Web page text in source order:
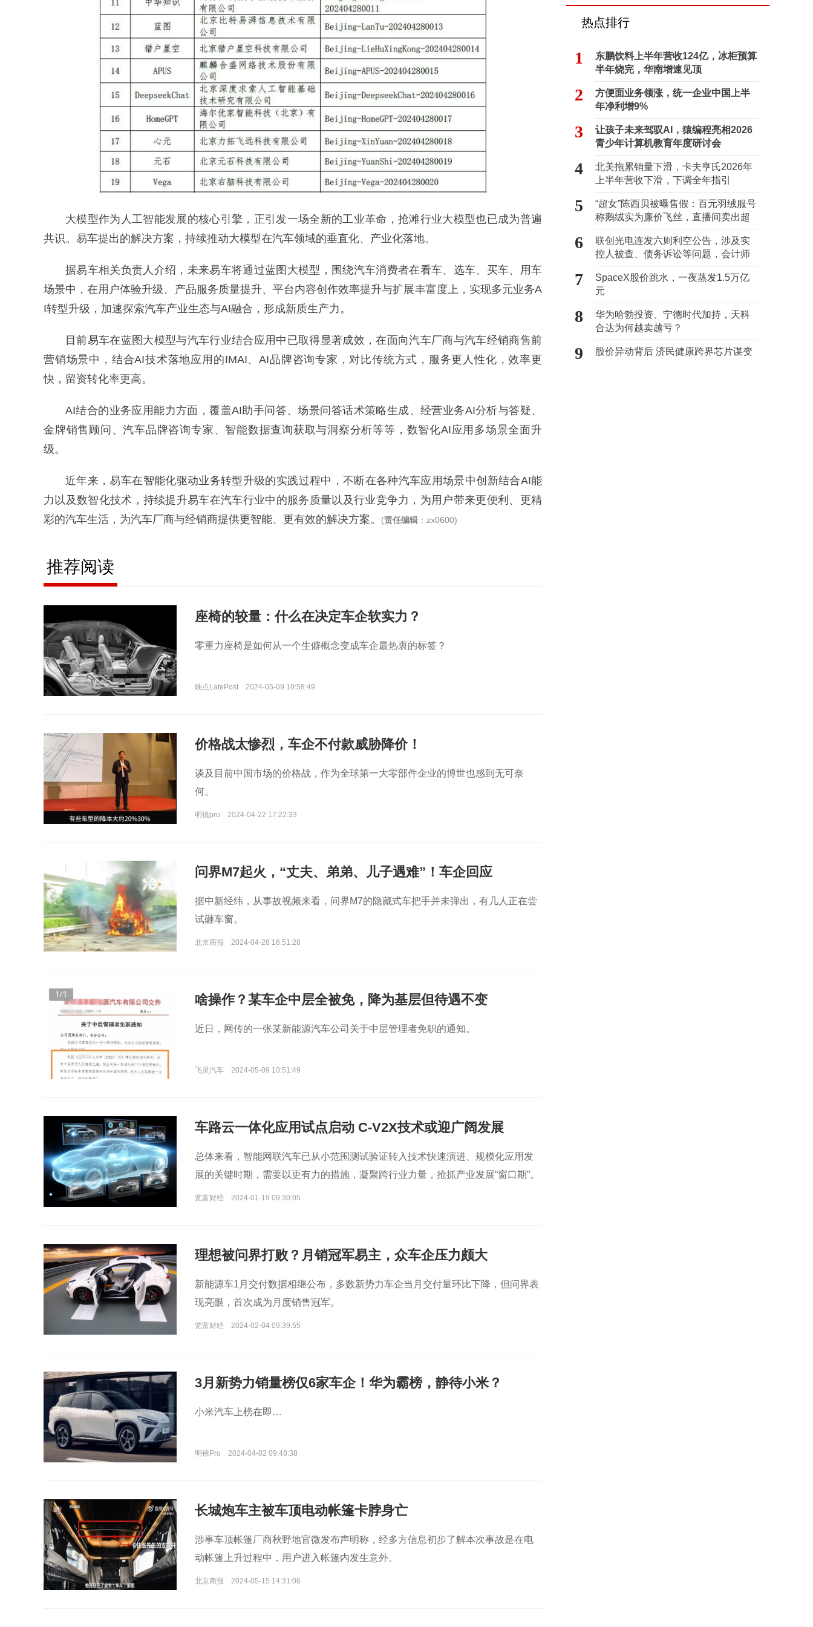
大模型作为人工智能发展的核心引擎，正引发一场全新的工业革命，抢滩行业大模型也已成为普遍
共识。易车提出的解决方案，持续推动大模型在汽车领域的垂直化、产业化落地。
据易车相关负责人介绍，未来易车将通过蓝图大模型，围绕汽车消费者在看车、选车、买车、用车
场景中，在用户体验升级、产品服务质量提升、平台内容创作效率提升与扩展丰富度上，实现多元业务A
I转型升级，加速探索汽车产业生态与AI融合，形成新质生产力。
目前易车在蓝图大模型与汽车行业结合应用中已取得显著成效，在面向汽车厂商与汽车经销商售前
营销场景中，结合AI技术落地应用的IMAI、AI品牌咨询专家，对比传统方式，服务更人性化，效率更
快，留资转化率更高。
AI结合的业务应用能力方面，覆盖AI助手问答、场景问答话术策略生成、经营业务AI分析与答疑、
金牌销售顾问、汽车品牌咨询专家、智能数据查询获取与洞察分析等等，数智化AI应用多场景全面升
级。
近年来，易车在智能化驱动业务转型升级的实践过程中，不断在各种汽车应用场景中创新结合AI能
力以及数智化技术，持续提升易车在汽车行业中的服务质量以及行业竞争力，为用户带来更便利、更精
彩的汽车生活，为汽车厂商与经销商提供更智能、更有效的解决方案。
(责任编辑 ：zx0600)
推荐阅读
座椅的较量：什么在决定车企软实力？
零重力座椅是如何从一个生僻概念变成车企最热衷的标签？
晚点LatePost 2024-05-09 10:58:49
价格战太惨烈，车企不付款威胁降价！
谈及目前中国市场的价格战，作为全球第一大零部件企业的博世也感到无可奈
何。
明镜pro 2024-04-22 17:22:33
问界M7起火，“丈夫、弟弟、儿子遇难”！车企回应
据中新经纬，从事故视频来看，问界M7的隐藏式车把手并未弹出，有几人正在尝
试砸车窗。
北京商报 2024-04-28 16:51:28
啥操作？某车企中层全被免，降为基层但待遇不变
近日，网传的一张某新能源汽车公司关于中层管理者免职的通知。
飞灵汽车 2024-05-09 10:51:49
车路云一体化应用试点启动 C-V2X技术或迎广阔发展
总体来看，智能网联汽车已从小范围测试验证转入技术快速演进、规模化应用发
展的关键时期，需要以更有力的措施，凝聚跨行业力量，抢抓产业发展“窗口期”。
览富财经 2024-01-19 09:30:05
理想被问界打败？月销冠军易主，众车企压力颇大
新能源车1月交付数据相继公布，多数新势力车企当月交付量环比下降，但问界表
现亮眼，首次成为月度销售冠军。
览富财经 2024-02-04 09:39:55
3月新势力销量榜仅6家车企！华为霸榜，静待小米？
小米汽车上榜在即…
明镜Pro 2024-04-02 09:48:38
长城炮车主被车顶电动帐篷卡脖身亡
涉事车顶帐篷厂商秋野地官微发布声明称，经多方信息初步了解本次事故是在电
动帐篷上升过程中，用户进入帐篷内发生意外。
北京商报 2024-05-15 14:31:06
热点排行
1
东鹏饮料上半年营收124亿，冰柜预算
半年烧完，华南增速见顶
2
方便面业务领涨，统一企业中国上半
年净利增9%
3
让孩子未来驾驭AI，猿编程亮相2026
青少年计算机教育年度研讨会
4
北美拖累销量下滑，卡夫亨氏2026年
上半年营收下滑，下调全年指引
5
“超女”陈西贝被曝售假：百元羽绒服号
称鹅绒实为廉价飞丝，直播间卖出超
百万元
6
联创光电连发六则利空公告，涉及实
控人被查、债务诉讼等问题，会计师
事务所曾出具“保留意见”
7
SpaceX股价跳水，一夜蒸发1.5万亿
元
8
华为哈勃投资、宁德时代加持，天科
合达为何越卖越亏？
9 股价异动背后 济民健康跨界芯片谋变